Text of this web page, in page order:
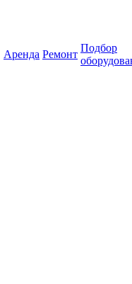
Аренда Ремонт
Подбор